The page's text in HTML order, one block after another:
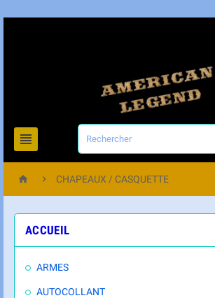

  CHAPEAUX / CASQUETTE
ACCUEIL
ARMES
AUTOCOLLANT